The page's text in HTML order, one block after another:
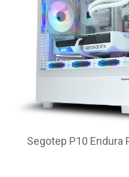
Segotep P10 Endura